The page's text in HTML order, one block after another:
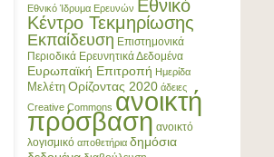
Εθνικό Ίδρυμα Ερευνών Εθνικό
Κέντρο Τεκμηρίωσης
Εκπαίδευση Επιστημονικά
Περιοδικά Ερευνητικά Δεδομένα
Ευρωπαϊκή Επιτροπή Ημερίδα
Μελέτη Ορίζοντας 2020 άδειες
Creative Commons ανοικτή
πρόσβαση ανοικτό
λογισμικό αποθετήρια δημόσια